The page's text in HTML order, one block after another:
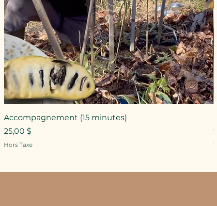
Accompagnement (15 minutes)
Prix
25,00 $
Hors Taxe